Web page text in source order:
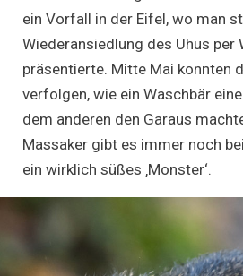
ein Vorfall in der Eifel, wo man
Wiederansiedlung des Uhus per
präsentierte. Mitte Mai konnten
verfolgen, wie ein Waschbär
dem anderen den Garaus
Massaker gibt es immer noch
ein wirklich süßes ‚Monster‘.